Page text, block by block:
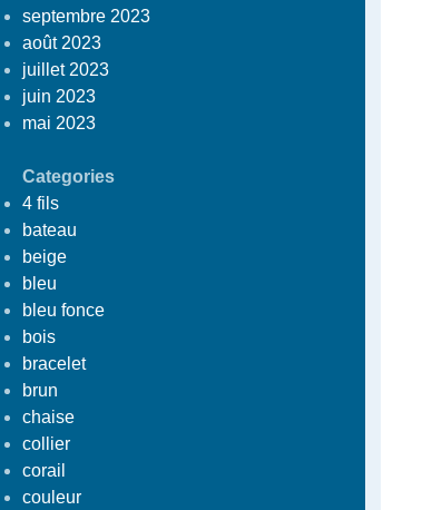
septembre 2023
août 2023
juillet 2023
juin 2023
mai 2023
Categories
4 fils
bateau
beige
bleu
bleu fonce
bois
bracelet
brun
chaise
collier
corail
couleur